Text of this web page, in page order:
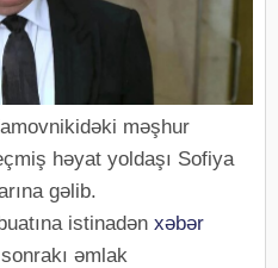
məşhur
həyat yoldaşı Sofiya
gəlib.
istinadən xəbər
əmlak